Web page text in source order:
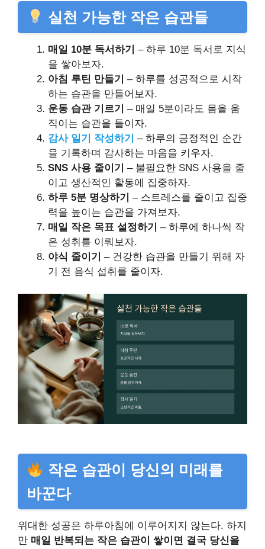
실천 가능한 작은 습관들
매일 10분 독서하기
– 하루 10분 독서로 지식
을 쌓아보자.
아침 루틴 만들기
– 하루를 성공적으로 시작
하는 습관을 만들어보자.
운동 습관 기르기
– 매일 5분이라도 몸을 움
직이는 습관을 들이자.
감사 일기 작성하기
– 하루의 긍정적인 순간
을 기록하며 감사하는 마음을 키우자.
SNS 사용 줄이기
– 불필요한 SNS 사용을 줄
이고 생산적인 활동에 집중하자.
하루 5분 명상하기
– 스트레스를 줄이고 집중
력을 높이는 습관을 가져보자.
매일 작은 목표 설정하기
– 하루에 하나씩 작
은 성취를 이뤄보자.
야식 줄이기
– 건강한 습관을 만들기 위해 자
기 전 음식 섭취를 줄이자.
작은 습관이 당신의 미래를
바꾼다
위대한 성공은 하루아침에 이루어지지 않는다. 하지
만 매일 반복되는 작은 습관이 쌓이면 결국 당신을